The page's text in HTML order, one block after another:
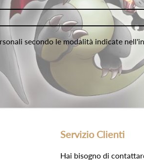
secondo le modalità indicate
Servizio Clienti
Hai bisogno di